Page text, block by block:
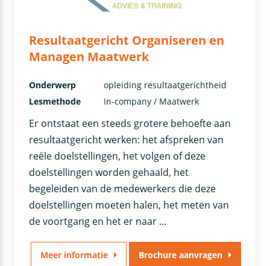
Resultaatgericht Organiseren en
Managen Maatwerk
Er ontstaat een steeds grotere behoefte aan
resultaatgericht werken: het afspreken van
reële doelstellingen, het volgen of deze
doelstellingen worden gehaald, het
begeleiden van de medewerkers die deze
doelstellingen moeten halen, het meten van
de voortgang en het er naar …
Onderwerp
opleiding resultaatgerichtheid
Lesmethode
In-company / Maatwerk
Meer informatie Brochure aanvragen